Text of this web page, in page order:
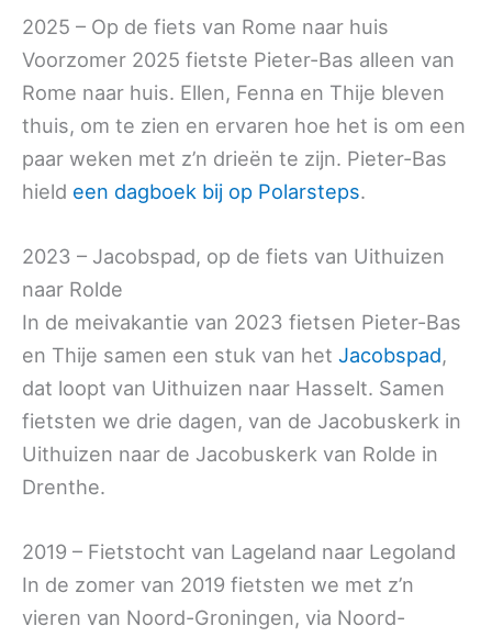
2025 – Op de fiets van Rome naar huis
Voorzomer 2025 fietste Pieter-Bas alleen van
Rome naar huis. Ellen, Fenna en Thije bleven
thuis, om te zien en ervaren hoe het is om een
paar weken met z’n drieën te zijn. Pieter-Bas
hield een dagboek bij op Polarsteps.
2023 – Jacobspad, op de fiets van Uithuizen
naar Rolde
In de meivakantie van 2023 fietsen Pieter-Bas
en Thije samen een stuk van het Jacobspad,
dat loopt van Uithuizen naar Hasselt. Samen
fietsten we drie dagen, van de Jacobuskerk in
Uithuizen naar de Jacobuskerk van Rolde in
Drenthe.
2019 – Fietstocht van Lageland naar Legoland
In de zomer van 2019 fietsten we met z’n
vieren van Noord-Groningen, via Noord-